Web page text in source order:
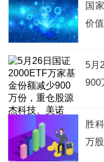
国
价
5月
900
胜
万股